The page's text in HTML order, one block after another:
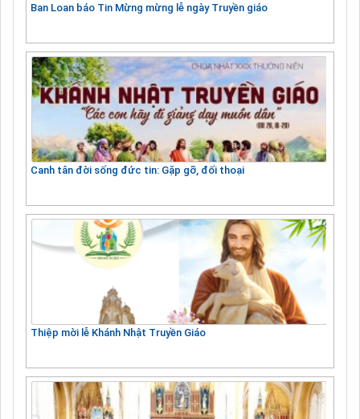
Ban Loan báo Tin Mừng mừng lễ ngày Truyền giáo
Canh tân đời sống đức tin: Gặp gỡ, đối thoại
Thiệp mời lễ Khánh Nhật Truyền Giáo